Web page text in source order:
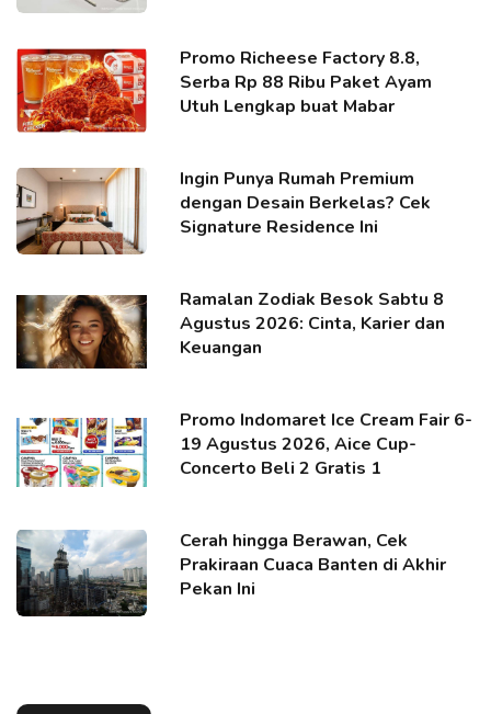
Promo Richeese Factory 8.8,
Serba Rp 88 Ribu Paket Ayam
Utuh Lengkap buat Mabar
Ingin Punya Rumah Premium
dengan Desain Berkelas? Cek
Signature Residence Ini
Ramalan Zodiak Besok Sabtu 8
Agustus 2026: Cinta, Karier dan
Keuangan
Promo Indomaret Ice Cream Fair 6-
19 Agustus 2026, Aice Cup-
Concerto Beli 2 Gratis 1
Cerah hingga Berawan, Cek
Prakiraan Cuaca Banten di Akhir
Pekan Ini